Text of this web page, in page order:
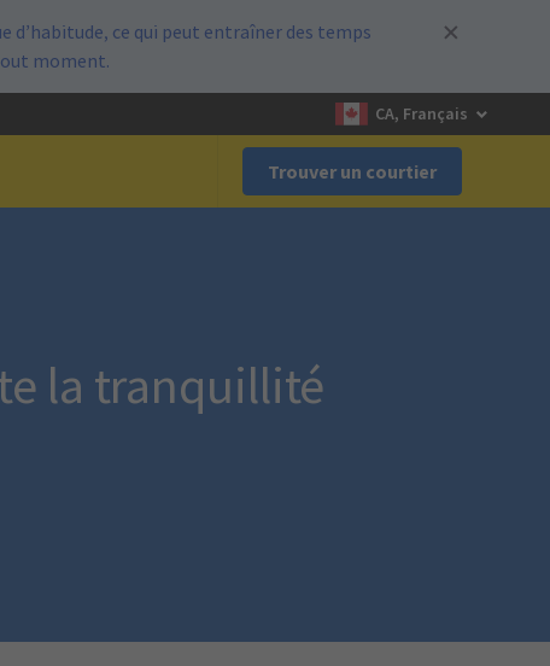
d’habitude, ce qui peut entraîner des temps
moment.
CA, Français
Trouver un courtier
la tranquillité